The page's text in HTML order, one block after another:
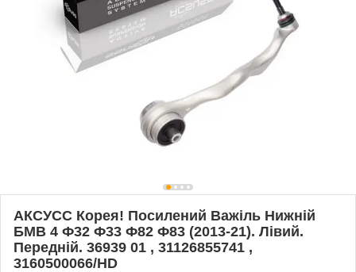
АКСУСС Корея! Посилений Важіль Нижній
БМВ 4 Ф32 Ф33 Ф82 Ф83 (2013-21). Лівий.
Передній. 36939 01 , 31126855741 ,
3160500066/HD